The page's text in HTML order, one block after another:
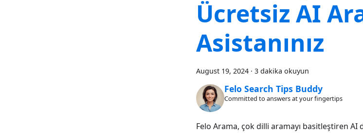
Ücretsiz AI
Asistanınız
August 19, 2024 · 3 dakika okuyun
Felo Search Tips Buddy
Committed to answers at your fingertips
Felo Arama, çok dilli aramayı basitleştiren AI